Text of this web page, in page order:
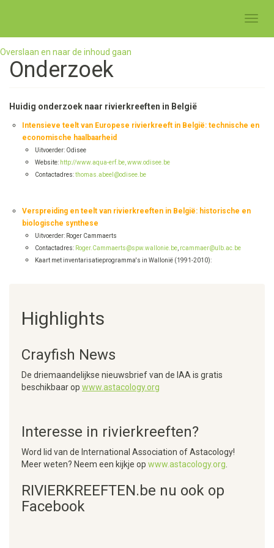
Overslaan en naar de inhoud gaan
Onderzoek
Huidig onderzoek naar rivierkreeften in België
Intensieve teelt van Europese rivierkreeft in België: technische en
economische haalbaarheid
Uitvoerder: Odisee
Website: http://www.aqua-erf.be, www.odisee.be
Contactadres:thomas.abeel@odisee.be
Verspreiding en teelt van rivierkreeften in België: historische en
biologische synthese
Uitvoerder: Roger Cammaerts
Contactadres: Roger.Cammaerts@spw.wallonie.be rcammaer@ulb.ac.be
Kaart met inventarisatieprogramma's in Wallonië (1991-2010):
Highlights
Crayfish News
De driemaandelijkse nieuwsbrief van de IAA is gratis
beschikbaar op www.astacology.org
Interesse in rivierkreeften?
Word lid van de International Association of Astacology!
Meer weten? Neem een kijkje op www.astacology.org
RIVIERKREEFTEN.be nu ook op
Facebook